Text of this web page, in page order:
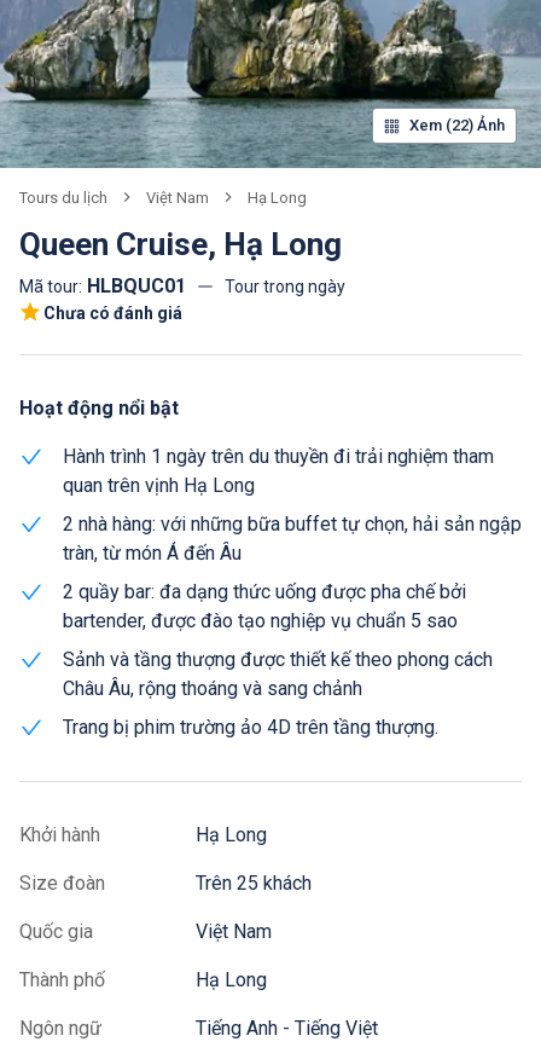
Xem (22) Ảnh
Tours du lịch Việt Nam Hạ Long
Queen Cruise, Hạ Long
Mã tour: HLBQUC01
Tour trong ngày
Chưa có đánh giá
Hoạt động nổi bật
Hành trình 1 ngày trên du thuyền đi trải nghiệm tham
quan trên vịnh Hạ Long
2 nhà hàng: với những bữa buffet tự chọn, hải sản ngập
tràn, từ món Á đến Âu
2 quầy bar: đa dạng thức uống được pha chế bởi
bartender, được đào tạo nghiệp vụ chuẩn 5 sao
Sảnh và tầng thượng được thiết kế theo phong cách
Châu Âu, rộng thoáng và sang chảnh
Trang bị phim trường ảo 4D trên tầng thượng.
Khởi hành Hạ Long
Size đoàn Trên 25 khách
Quốc gia Việt Nam
Thành phố Hạ Long
Ngôn ngữ Tiếng Anh - Tiếng Việt